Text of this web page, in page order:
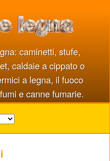
caminetti, stufe,
caldaie a cippato o
a legna, il fuoco
e canne fumarie.